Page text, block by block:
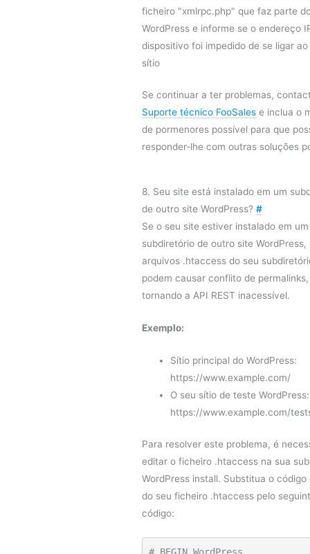
ficheiro "xmlrpc.php" que faz parte
WordPress e informe se o endereço
dispositivo foi impedido de se ligar ao
sítio
Se continuar a ter problemas,
Suporte técnico FooSales e inclua o
de pormenores possível para que
responder-lhe com outras soluções
8. Seu site está instalado em um
de outro site WordPress? #
Se o seu site estiver instalado em um
subdiretório de outro site WordPress,
arquivos .htaccess do seu
podem causar conflito de permalinks,
tornando a API REST inacessível.
Exemplo:
Sítio principal do WordPress:
https://www.example.com/
O seu sítio de teste WordPress:
https://www.example.com/
Para resolver este problema, é
editar o ficheiro .htaccess na sua
WordPress install. Substitua o código
do seu ficheiro .htaccess pelo
código: